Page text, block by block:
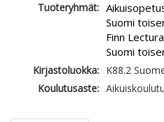
Tuoteryhmät:
Suomi
Finn Lectura
Suomi
Kirjastoluokka: K88.2
Koulutusaste: